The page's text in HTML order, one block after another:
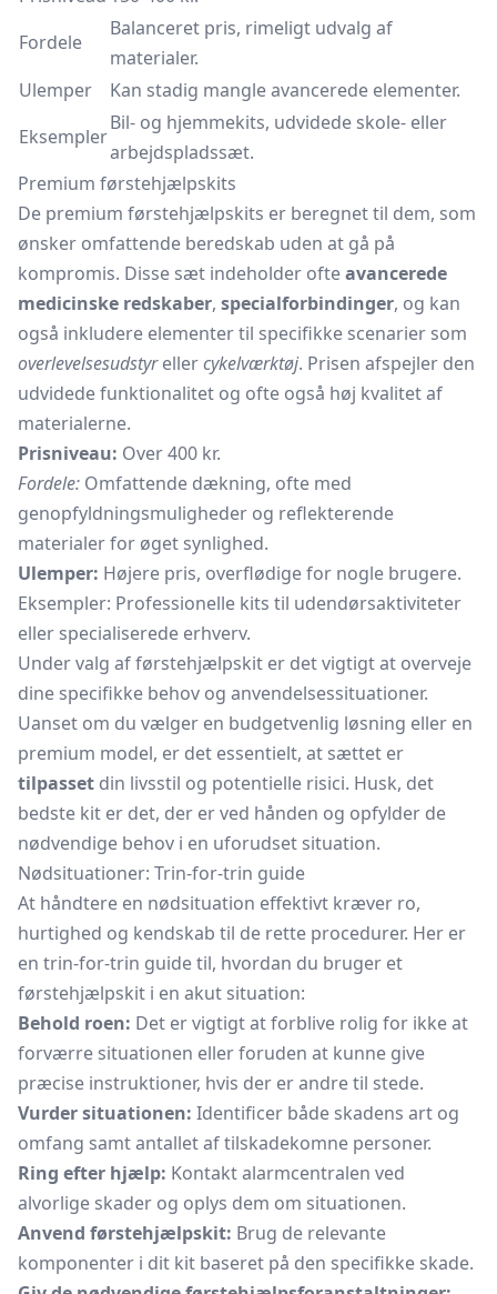
Fordele
Balanceret pris, rimeligt udvalg af
materialer.
Ulemper
Kan stadig mangle avancerede elementer.
Eksempler
Bil- og hjemmekits, udvidede skole- eller
arbejdspladssæt.
Premium førstehjælpskits
De premium førstehjælpskits er beregnet til dem, som
ønsker omfattende beredskab uden at gå på
kompromis. Disse sæt indeholder ofteavancerede
medicinske redskaber, specialforbindinger, og kan
også inkludere elementer til specifikke scenarier som
overlevelsesudstyrellercykelværktøj. Prisen afspejler den
udvidede funktionalitet og ofte også høj kvalitet af
materialerne.
Prisniveau: Over 400 kr.
Fordele: Omfattende dækning, ofte med
genopfyldningsmuligheder og reflekterende
materialer for øget synlighed.
Ulemper: Højere pris, overflødige for nogle brugere.
Eksempler: Professionelle kits til udendørsaktiviteter
eller specialiserede erhverv.
Under valg af førstehjælpskit er det vigtigt at overveje
dine specifikke behov og anvendelsessituationer.
Uanset om du vælger en budgetvenlig løsning eller en
premium model, er det essentielt, at sættet er
tilpasset din livsstil og potentielle risici. Husk, det
bedste kit er det, der er ved hånden og opfylder de
nødvendige behov i en uforudset situation.
Nødsituationer: Trin-for-trin guide
At håndtere en nødsituation effektivt kræver ro,
hurtighed og kendskab til de rette procedurer. Her er
en trin-for-trin guide til, hvordan du bruger et
førstehjælpskit i en akut situation:
Behold roen: Det er vigtigt at forblive rolig for ikke at
forværre situationen eller foruden at kunne give
præcise instruktioner, hvis der er andre til stede.
Vurder situationen: Identificer både skadens art og
omfang samt antallet af tilskadekomne personer.
Ring efter hjælp: Kontakt alarmcentralen ved
alvorlige skader og oplys dem om situationen.
Anvend førstehjælpskit: Brug de relevante
komponenter i dit kit baseret på den specifikke skade.